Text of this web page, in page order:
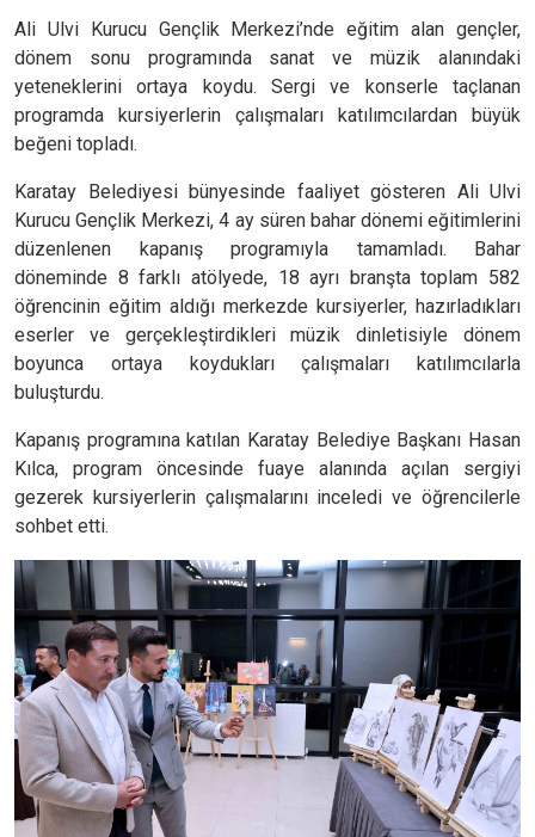
Ali Ulvi Kurucu Gençlik Merkezi’nde eğitim alan gençler,
dönem sonu programında sanat ve müzik alanındaki
yeteneklerini ortaya koydu. Sergi ve konserle taçlanan
programda kursiyerlerin çalışmaları katılımcılardan büyük
beğeni topladı.
Karatay Belediyesi bünyesinde faaliyet gösteren Ali Ulvi
Kurucu Gençlik Merkezi, 4 ay süren bahar dönemi eğitimlerini
düzenlenen kapanış programıyla tamamladı. Bahar
döneminde 8 farklı atölyede, 18 ayrı branşta toplam 582
öğrencinin eğitim aldığı merkezde kursiyerler, hazırladıkları
eserler ve gerçekleştirdikleri müzik dinletisiyle dönem
boyunca ortaya koydukları çalışmaları katılımcılarla
buluşturdu.
Kapanış programına katılan Karatay Belediye Başkanı Hasan
Kılca, program öncesinde fuaye alanında açılan sergiyi
gezerek kursiyerlerin çalışmalarını inceledi ve öğrencilerle
sohbet etti.